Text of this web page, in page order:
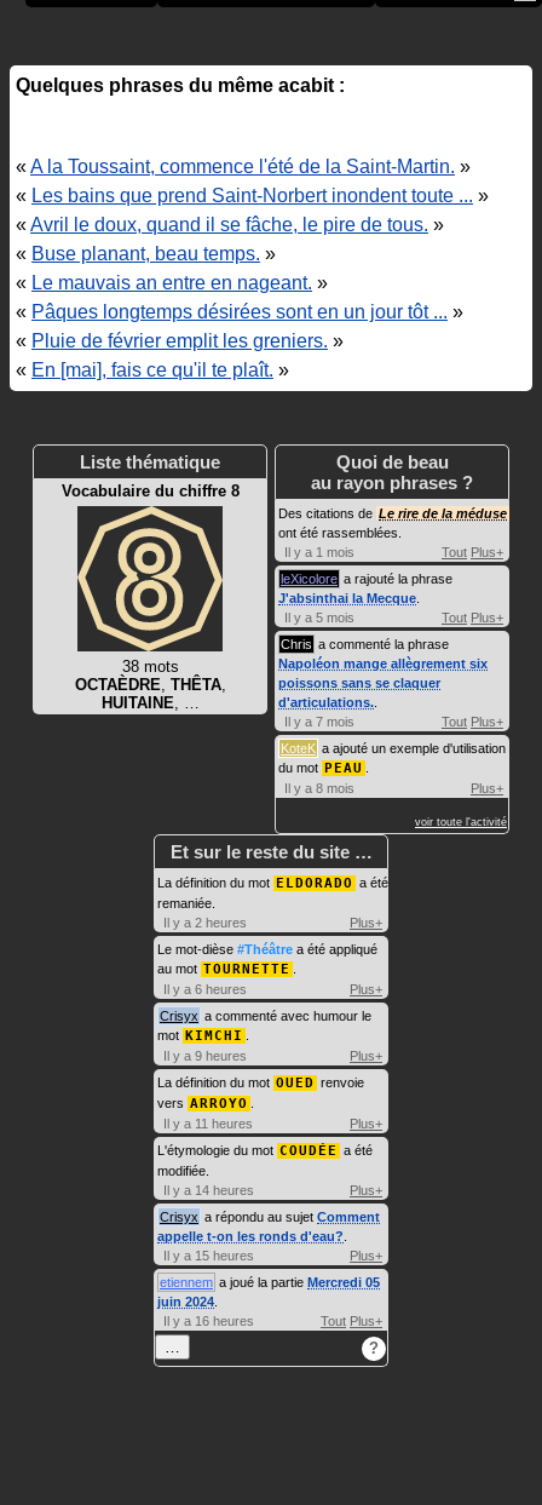
Quelques phrases du même acabit :
«A la Toussaint, commence l'été de la Saint-Martin. »
« Les bains que prend Saint-Norbert inondent toute ... »
«Avril le doux, quand il se fâche, le pire de tous. »
« Buse planant, beau temps. »
« Le mauvais an entre en nageant. »
« Pâques longtemps désirées sont en un jour tôt ... »
« Pluie de février emplit les greniers. »
« En [mai], fais ce qu'il te plaît. »
Liste thématique
Vocabulaire du chiffre 8
38 mots
OCTAÈDRE, THÊTA,
HUITAINE, …
Quoi de beau
au rayon phrases ?
Des citations de Le rire de la méduse
ont été rassemblées.
Il y a 1 mois
Tout Plus+
leXicolore a rajouté la phrase
J'absinthai la Mecque
Il y a 5 mois
Tout Plus+
Chris a commenté la phrase
Napoléon mange allègrement six
poissons sans se claquer
d'articulations.
Il y a 7 mois
Tout Plus+
KoteK a ajouté un exemple d'utilisation
du mot PEAU
Il y a 8 mois
Plus+
voir toute l'activité
Et sur le reste du site …
La définition du mot ELDORADO a été
remaniée.
Il y a 2 heures
Plus+
Le mot-dièse #Théâtre a été appliqué
au mot TOURNETTE
Il y a 6 heures
Plus+
Crisyx a commenté avec humour le
mot KIMCHI
Il y a 9 heures
Plus+
La définition du mot OUED renvoie
vers ARROYO
Il y a 11 heures
Plus+
L'étymologie du mot COUDÉE a été
modifiée.
Il y a 14 heures
Plus+
Crisyx a répondu au sujet Comment
appelle t-on les ronds d'eau?
Il y a 15 heures
Plus+
etiennem a joué la partie Mercredi 05
juin 2024
Il y a 16 heures
Tout Plus+
… ?